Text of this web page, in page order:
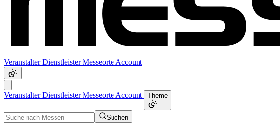
VeranstalterDienstleisterMesseorte Account
VeranstalterDienstleisterMesseorte Account Theme
Suchen